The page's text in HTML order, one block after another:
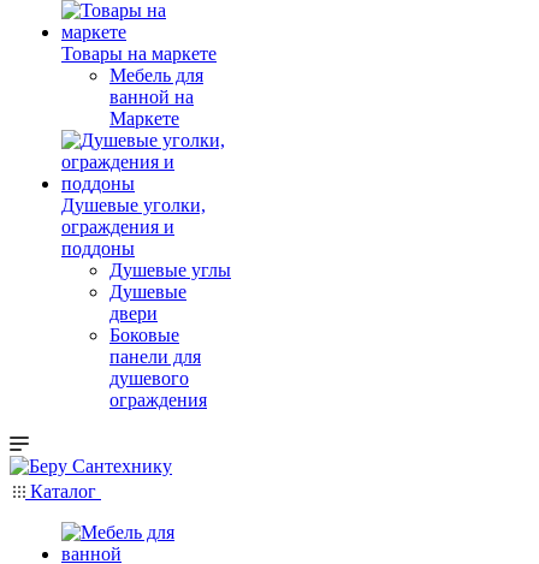
Товары на маркете
Мебель для
ванной на
Маркете
Душевые уголки,
ограждения и
поддоны
Душевые углы
Душевые
двери
Боковые
панели для
душевого
ограждения
Каталог